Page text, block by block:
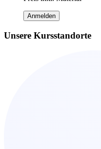
Anmelden
Unsere Kursstandorte